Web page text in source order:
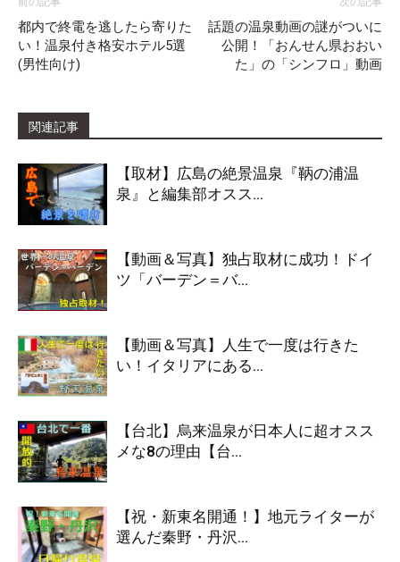
都内で終電を逃したら寄りた
い！温泉付き格安ホテル5選
(男性向け)
話題の温泉動画の謎がついに
公開！「おんせん県おおい
た」の「シンフロ」動画
関連記事
【取材】広島の絶景温泉『鞆の浦温
泉』と編集部オスス...
【動画＆写真】独占取材に成功！ドイ
ツ「バーデン＝バ...
【動画＆写真】人生で一度は行きた
い！イタリアにある...
【台北】烏来温泉が日本人に超オスス
メな8の理由【台...
【祝・新東名開通！】地元ライターが
選んだ秦野・丹沢...